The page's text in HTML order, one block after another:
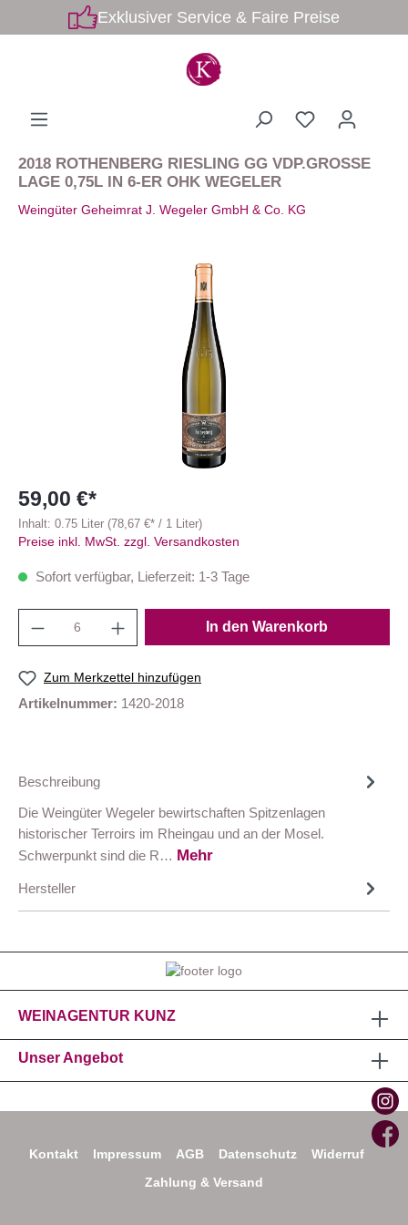
Exklusiver Service & Faire Preise
2018 ROTHENBERG RIESLING GG VDP.GROSSE
LAGE 0,75L IN 6-ER OHK WEGELER
Weingüter Geheimrat J. Wegeler GmbH & Co. KG
59,00 €*
Inhalt: 0.75 Liter (78,67 €* / 1 Liter)
Preise inkl. MwSt. zzgl. Versandkosten
Sofort verfügbar, Lieferzeit: 1-3 Tage
In den Warenkorb
Zum Merkzettel hinzufügen
Artikelnummer: 1420-2018
Beschreibung
Die Weingüter Wegeler bewirtschaften Spitzenlagen
historischer Terroirs im Rheingau und an der Mosel.
Schwerpunkt sind die R… Mehr
Hersteller
WEINAGENTUR KUNZ
Unser Angebot
Kontakt Impressum AGB Datenschutz
Widerruf
Zahlung & Versand